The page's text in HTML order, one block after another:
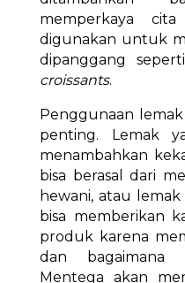
memperkaya
digunakan untuk
dipanggang
croissants.
Penggunaan
penting. Lemak
menambahkan
bisa berasal dari
hewani, atau
bisa memberikan
produk karena
dan bagaimana
Mentega akan